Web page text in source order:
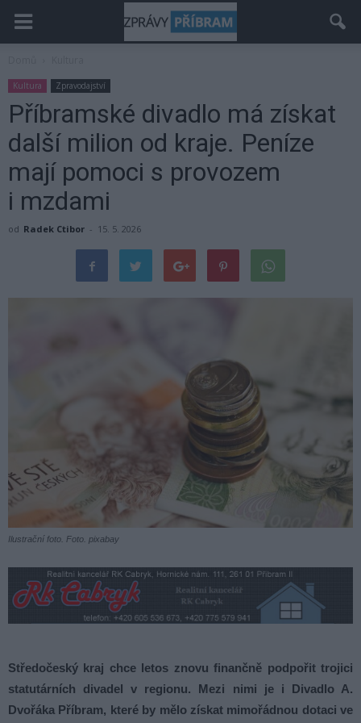
Kultura Zpravodajství
Příbramské divadlo má získat
další milion od kraje. Peníze
mají pomoci s provozem
i mzdami
od Radek Ctibor - 15. 5. 2026
Ilustrační foto. Foto. pixabay
Středočeský kraj chce letos znovu finančně podpořit trojici
statutárních divadel v regionu. Mezi nimi je i Divadlo A.
Dvořáka Příbram, které by mělo získat mimořádnou dotaci ve